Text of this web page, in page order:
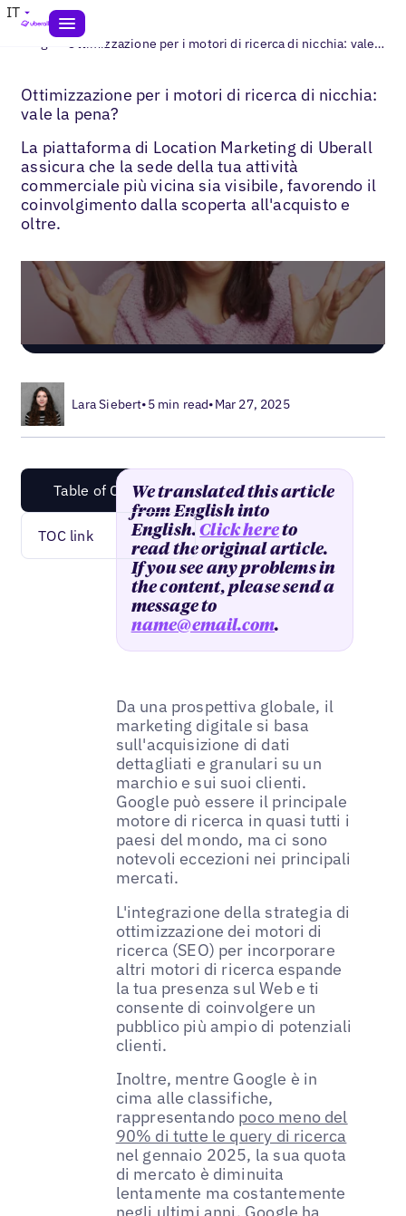
IT
Blogs> Ottimizzazione per i motori di ricerca di nicchia: vale la pena?
Ottimizzazione per i motori di ricerca di nicchia:
vale la pena?
La piattaforma di Location Marketing di Uberall
assicura che la sede della tua attività
commerciale più vicina sia visibile, favorendo il
coinvolgimento dalla scoperta all'acquisto e
oltre.
Lara Siebert•5 min read•Mar 27, 2025
Table of Content
TOC link
We translated this article
from English into
English.Click hereto
read the original article.
If you see any problems in
the content, please send a
message to
name@email.com.
Da una prospettiva globale, il
marketing digitale si basa
sull'acquisizione di dati
dettagliati e granulari su un
marchio e sui suoi clienti.
Google può essere il principale
motore di ricerca in quasi tutti i
paesi del mondo, ma ci sono
notevoli eccezioni nei principali
mercati.
L'integrazione della strategia di
ottimizzazione dei motori di
ricerca (SEO) per incorporare
altri motori di ricerca espande
la tua presenza sul Web e ti
consente di coinvolgere un
pubblico più ampio di potenziali
clienti.
Inoltre, mentre Google è in
cima alle classifiche,
rappresentando poco meno del
90% di tutte le query di ricerca
nel gennaio 2025, la sua quota
di mercato è diminuita
lentamente ma costantemente